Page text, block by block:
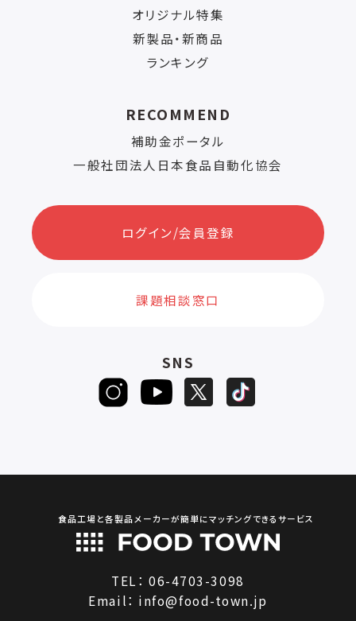
オリジナル特集
新製品・新商品
ランキング
RECOMMEND
補助金ポータル
一般社団法人日本食品自動化協会
ログイン/会員登録
課題相談窓口
SNS
食品工場と各製品メーカーが簡単にマッチングできるサービス
TEL：06-4703-3098
Email： info@food-town.jp